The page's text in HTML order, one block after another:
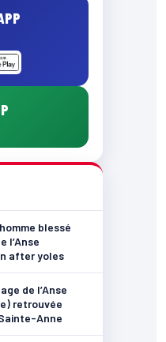
blessé
l’Anse
after yoles
de l’Anse
retrouvée
Anne